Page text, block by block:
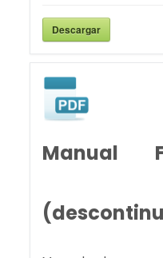
Descargar
Manual